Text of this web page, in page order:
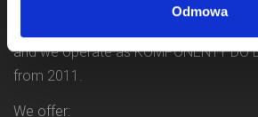
Odmowa
and we operate as KOMPONENTY DO
from 2011.
We offer: